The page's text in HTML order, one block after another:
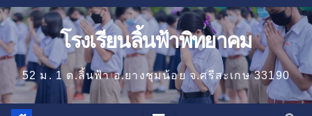
โรงเรียนลิ้นฟ้าพิทยาคม
52 ม. 1 ต.ลิ้นฟ้า อ.ยางชุมน้อย จ.ศรีสะเกษ 33190